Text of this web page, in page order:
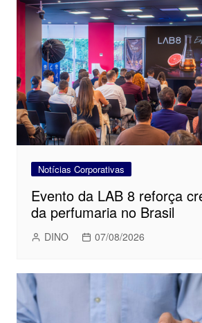
Notícias Corporativas
Evento da LAB 8 reforça
da perfumaria no Brasil
DINO 07/08/2026